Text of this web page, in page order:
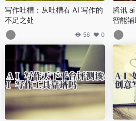
写作吐槽：从吐槽看 AI 写作的
不足之处
56 0
腾讯
智能
效率的